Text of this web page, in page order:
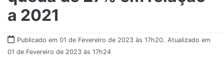
a 2021
Publicado em 01 de Fevereiro de 2023 às 17h20. Atualizado em
01 de Fevereiro de 2023 às 17h24